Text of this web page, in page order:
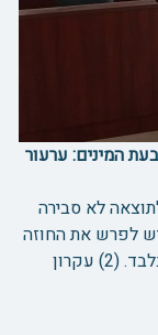
המינים: ערעור
לא סבירה
לפרש את החוזה
לפי אומד דעת הצדדים ולא לפי נוסח לשונו בלבד. (2) עקרון